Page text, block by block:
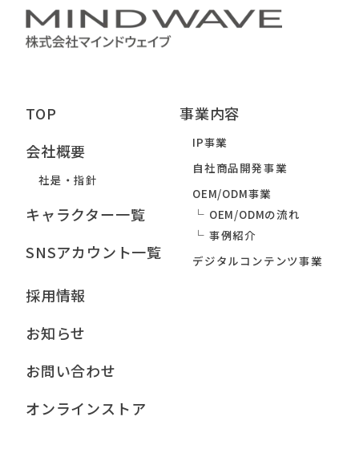
TOP
会社概要
社是・指針
キャラクター一覧
SNSアカウント一覧
事業内容
IP事業
自社商品開発事業
OEM/ODM事業
OEM/ODMの流れ
事例紹介
デジタルコンテンツ事業
採用情報
お知らせ
お問い合わせ
オンラインストア